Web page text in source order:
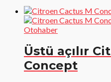
Otohaber
Üstü açılır
Concept